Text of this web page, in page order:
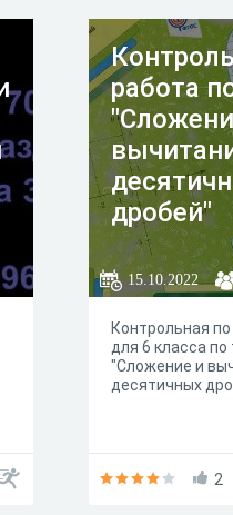
50 до 69%, "4"
от 91 до 100%.
работа
дробей"
15.10.2022
Контрольная
для 6 класса по
"Сложение и
десятичных
2